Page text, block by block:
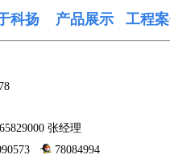
科扬 产品展示 工程
张经理
78084994